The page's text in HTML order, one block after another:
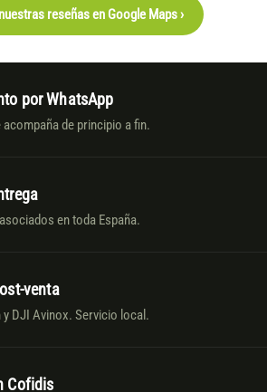
reseñas en Google Maps ›
por WhatsApp
de principio a fin.
en toda España.
venta
DJI Avinox. Servicio local.
Cofidis